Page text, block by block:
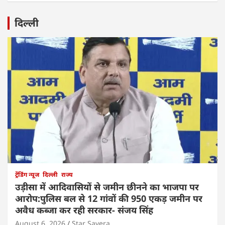
दिल्ली
ट्रेंडिंग न्यूज दिल्ली राज्य
उड़ीसा में आदिवासियों से जमीन छीनने का भाजपा पर
आरोप:पुलिस बल से 12 गांवों की 950 एकड़ जमीन पर
अवैध कब्जा कर रही सरकार- संजय सिंह